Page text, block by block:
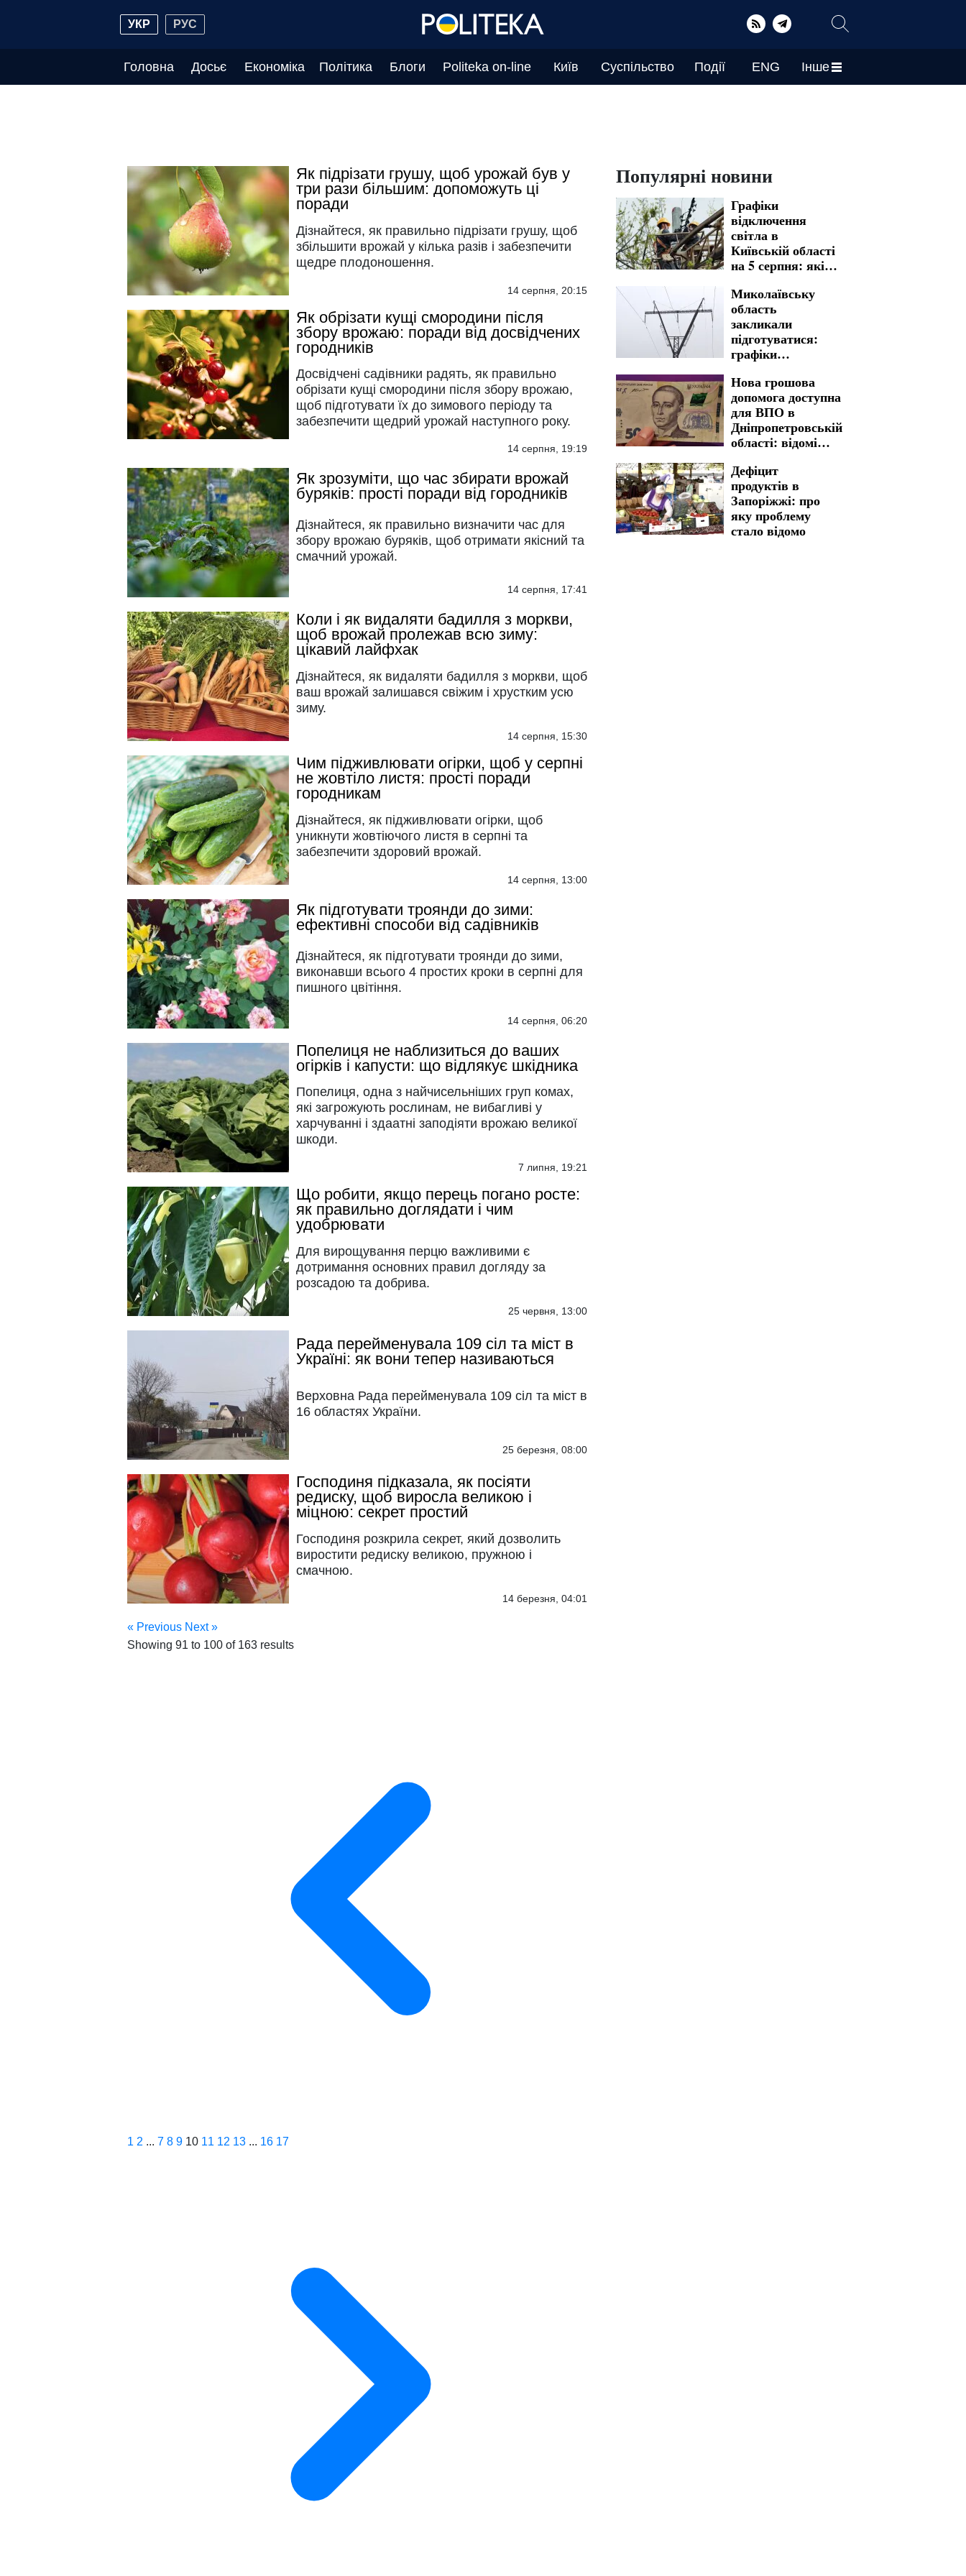
УКР РУС
Головна Досьє Економіка Політика Блоги Politeka on-line Київ Суспільство Події ENG Інше
Як підрізати грушу, щоб урожай був у
три рази більшим: допоможуть ці
поради
Дізнайтеся, як правильно підрізати грушу, щоб
збільшити врожай у кілька разів і забезпечити
щедре плодоношення.
14 серпня, 20:15
Як обрізати кущі смородини після
збору врожаю: поради від досвідчених
городників
Досвідчені садівники радять, як правильно
обрізати кущі смородини після збору врожаю,
щоб підготувати їх до зимового періоду та
забезпечити щедрий урожай наступного року.
14 серпня, 19:19
Як зрозуміти, що час збирати врожай
буряків: прості поради від городників
Дізнайтеся, як правильно визначити час для
збору врожаю буряків, щоб отримати якісний та
смачний урожай.
14 серпня, 17:41
Коли і як видаляти бадилля з моркви,
щоб врожай пролежав всю зиму:
цікавий лайфхак
Дізнайтеся, як видаляти бадилля з моркви, щоб
ваш врожай залишався свіжим і хрустким усю
зиму.
14 серпня, 15:30
Чим підживлювати огірки, щоб у серпні
не жовтіло листя: прості поради
городникам
Дізнайтеся, як підживлювати огірки, щоб
уникнути жовтіючого листя в серпні та
забезпечити здоровий врожай.
14 серпня, 13:00
Як підготувати троянди до зими:
ефективні способи від садівників
Дізнайтеся, як підготувати троянди до зими,
виконавши всього 4 простих кроки в серпні для
пишного цвітіння.
14 серпня, 06:20
Попелиця не наблизиться до ваших
огірків і капусти: що відлякує шкідника
Попелиця, одна з найчисельніших груп комах,
які загрожують рослинам, не вибагливі у
харчуванні і здаатні заподіяти врожаю великої
шкоди.
7 липня, 19:21
Що робити, якщо перець погано росте:
як правильно доглядати і чим
удобрювати
Для вирощування перцю важливими є
дотримання основних правил догляду за
розсадою та добрива.
25 червня, 13:00
Рада перейменувала 109 сіл та міст в
Україні: як вони тепер називаються
Верховна Рада перейменувала 109 сіл та міст в
16 областях України.
25 березня, 08:00
Господиня підказала, як посіяти
редиску, щоб виросла великою і
міцною: секрет простий
Господиня розкрила секрет, який дозволить
виростити редиску великою, пружною і
смачною.
14 березня, 04:01
« Previous Next »
Showing 91 to 100 of 163 results
1 2 ... 7 8 9 10 11 12 13 ... 16 17
Популярні новини
Графіки
відключення
світла в
Київській області
на 5 серпня: які
за десятками
адрес
Миколаївську
область
закликали
підготуватися:
графіки
світла на 5 та 6
серпня введено на
довгі години
Нова грошова
допомога доступна
для ВПО в
Дніпропетровській
області: відомі
та розмір виплат
Дефіцит
продуктів в
Запоріжжі: про
яку проблему
стало відомо